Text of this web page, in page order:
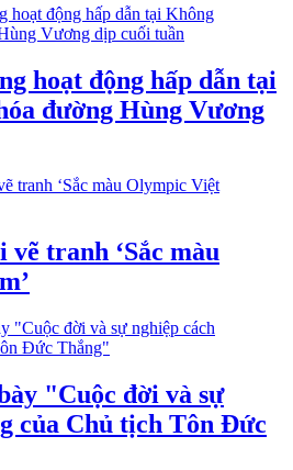
hoạt động hấp dẫn tại
đường Hùng Vương
tranh ‘Sắc màu
"Cuộc đời và sự
của Chủ tịch Tôn Đức